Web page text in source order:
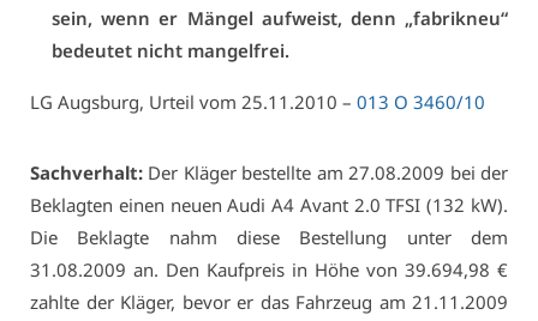
sein, wenn er Män­gel auf­weist, denn „fa­brik­neu“
be­deu­tet nicht man­gel­frei.
LG Augs­burg, Ur­teil vom 25.11.2010 – 013 O 3460/10
Sach­ver­halt: Der Klä­ger be­stell­te am 27.08.2009 bei der
Be­klag­ten ei­nen neu­en Au­di A4 Avant 2.0 TFSI (132 kW).
Die Be­klag­te nahm die­se Be­stel­lung un­ter dem
31.08.2009 an. Den Kauf­preis in Hö­he von 39.694,98 €
zahl­te der Klä­ger, be­vor er das Fahr­zeug am 21.11.2009